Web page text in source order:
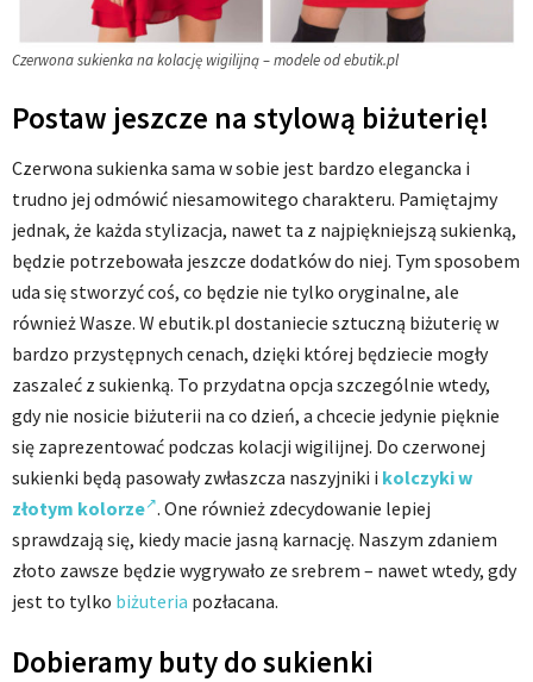
Czerwona sukienka na kolację wigilijną – modele od ebutik.pl
Postaw jeszcze na stylową biżuterię!
Czerwona sukienka sama w sobie jest bardzo elegancka i
trudno jej odmówić niesamowitego charakteru. Pamiętajmy
jednak, że każda stylizacja, nawet ta z najpiękniejszą sukienką,
będzie potrzebowała jeszcze dodatków do niej. Tym sposobem
uda się stworzyć coś, co będzie nie tylko oryginalne, ale
również Wasze. W ebutik.pl dostaniecie sztuczną biżuterię w
bardzo przystępnych cenach, dzięki której będziecie mogły
zaszaleć z sukienką. To przydatna opcja szczególnie wtedy,
gdy nie nosicie biżuterii na co dzień, a chcecie jedynie pięknie
się zaprezentować podczas kolacji wigilijnej. Do czerwonej
sukienki będą pasowały zwłaszcza naszyjniki i kolczyki w
złotym kolorze . One również zdecydowanie lepiej
sprawdzają się, kiedy macie jasną karnację. Naszym zdaniem
złoto zawsze będzie wygrywało ze srebrem – nawet wtedy, gdy
jest to tylko biżuteria pozłacana.
Dobieramy buty do sukienki